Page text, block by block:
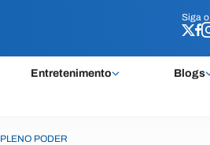
Siga o
Entretenimento Blogs
Siga o
PLENO PODER